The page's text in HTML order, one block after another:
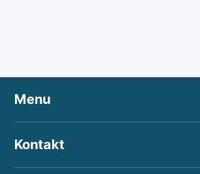
Menu
Kontakt